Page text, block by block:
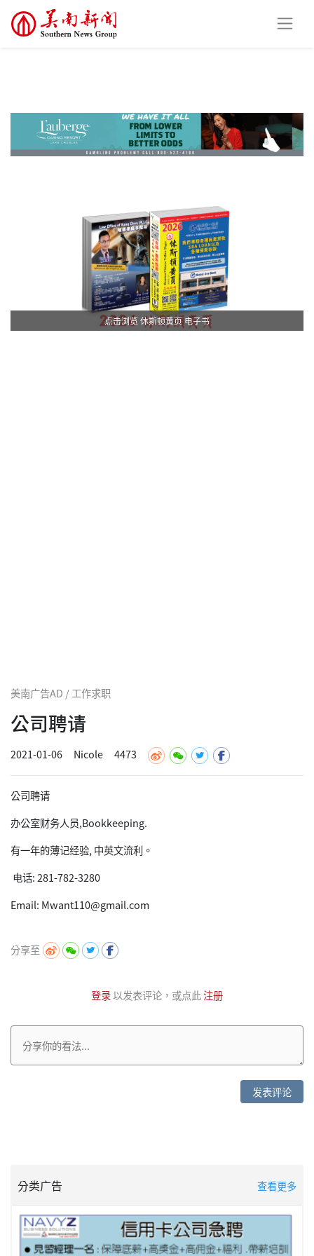
点击浏览 休斯顿黄页 电子书
美南广告AD / 工作求职
公司聘请
2021-01-06 Nicole 4473
公司聘请
办公室财务人员,Bookkeeping.
有一年的薄记经验, 中英文流利。
电话: 281-782-3280
Email: Mwant110@gmail.com
分享至
登录以发表评论，或点此注册
发表评论
分类广告 查看更多